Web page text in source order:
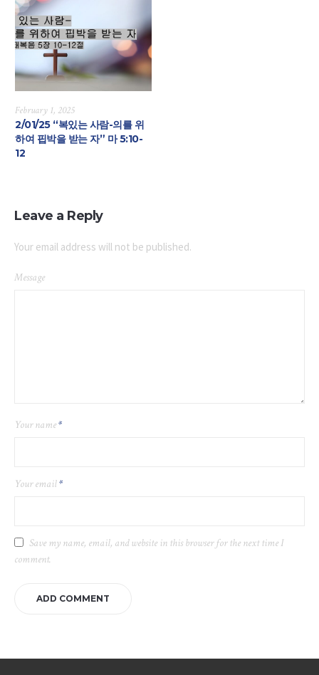
February 1, 2025
2/01/25 “복있는 사람-의를 위
하여 핍박을 받는 자” 마 5:10-
12
Leave a Reply
Your email address will not be published.
Message
Your name*
Your email*
Save my name, email, and website in this browser for the next time I
comment.